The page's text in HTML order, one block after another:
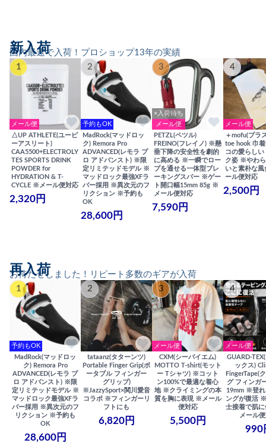
国内最速で入荷！プロショップ13年の実績
新入荷
1
メール便
△UP ATHLETE(ユーピ
ーアスリート)
CAA5500+ELECTROLY
TES SPORTS DRINK
POWDER for
HYDRATION & T-
CYCLE ※メール便対応
2,320円
2
予約もOK
MadRock(マッドロッ
ク) Remora Pro
ADVANCED(レモラ プ
ロ アドバンスト) ※限
定リミテッドモデル ※
マッドロック最強XFラ
バー採用 ※異次元のフ
リクション ※予約も
OK
28,600円
3
×入荷待ち
メール便
PETZL(ペツル)
FREINO(フレイノ) ※懸
垂下降の安全性を劇的
に高める ※一瞬でロー
プを通せる一体型ブレ
ーキングスパー ※ゲー
ト開口幅15mm 85g ※
メール便対応
7,590円
4
メール便
＋mofu(プラ
toe hook 巾
コの愛らしい
ク姿 ※やわ
いと素朴な
ール便対応
2,500円
お待たせしました！リピート多数のギアが入荷
再入荷
1
予約もOK
MadRock(マッドロッ
ク) Remora Pro
ADVANCED(レモラ プ
ロ アドバンスト) ※限
定リミテッドモデル ※
マッドロック最強XFラ
バー採用 ※異次元のフ
リクション ※予約も
OK
28,600円
2
tataanz(タターンツ)
Portable Finger Grip(ポ
ータブル フィンガー
グリップ)
※JazzySport×関川愛音
コラボ ※フィンガーリ
フトにも
6,820円
3
メール便
CXM(シーバイエム)
MOTTO T-shirt(モット
ー Tシャツ) ※コット
ン100%で最適な着心
地 ※クライミングの本
質を胸に表現 ※メール
便対応
5,500円
4
メール便
GUARD-
ックス)
FingerTape(
グ フィンガ
19mm ※登れ
ングが復活
士接着で肌
メール
990